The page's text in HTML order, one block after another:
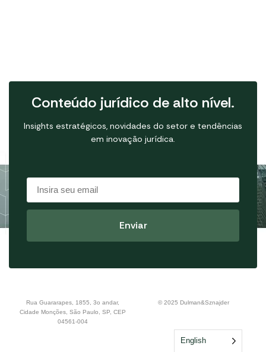
Conteúdo jurídico de alto nível.
Insights estratégicos, novidades do setor e tendências
em inovação jurídica.
Rua Guararapes, 1855, 3o andar,
Cidade Monções, São Paulo, SP, CEP
04561-004
© 2025 Dulman&Sznajder
English